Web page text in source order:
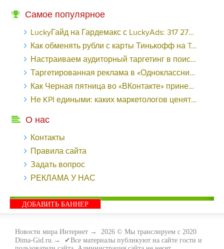
Самое популярное
LuckyГайд на Гардемакс с LuckyAds: 317 279 рублей за 10 дней - «Надо знать»
Как обменять рубли с карты Тинькофф на Tether ERC20 (USDT)?
Настраиваем аудиторный таргетинг в поисковой кампании Google Ads - «Заработок»
Таргетированная реклама в «Одноклассниках»: как ее настроить и нужно ли - «Заработок»
Как Черная пятница во «ВКонтакте» принесла магазину подарков 221 продажу по цене 38 рублей - «Заработок»
Не KPI едиными: каких маркетологов ценят - «Заработок»
О нас
Контакты
Правила сайта
Задать вопрос
РЕКЛАМА У НАС
ДОБАВИТЬ БАННЕР
Новости мира Интернет → 2026 © Мы транслируем с 2020
Dima-Gid.ru.→ ✔Все материалы публикуют на сайте гости и